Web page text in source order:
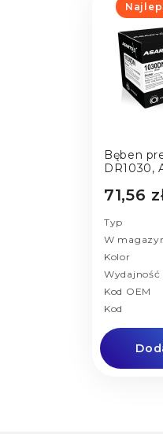
Bęben
DR1030,
71,56
Typ
W
Kolor
Wydajność
Kod OEM
Kod